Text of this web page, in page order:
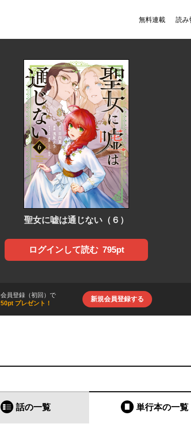
無料連載 読み
聖女に嘘は通じない（６）
ログインして読む 795pt
会員登録（初回）で
50pt プレゼント！
新規会員登録する
話の一覧 単行本の一覧